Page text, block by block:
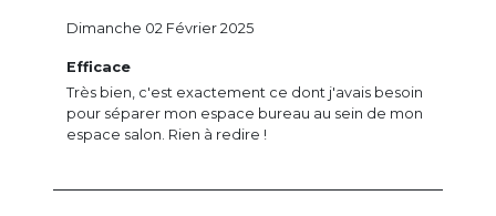
Efficace
Très bien, c'est exactement ce dont j'avais besoin
pour séparer mon espace bureau au sein de mon
espace salon. Rien à redire !
Dimanche 02 Février 2025